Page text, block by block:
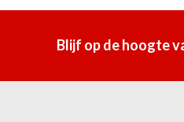
Blijf op de hoogte